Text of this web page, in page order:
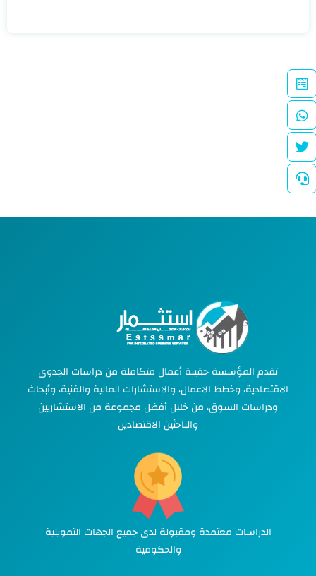
تقدم المؤسسة حقيبة أعمال متكاملة من دراسات الجدوى
الاقتصادية، وخطط الاعمال، والاستشارات المالية والفنية، وأبحاث
ودراسات السوق، من خلال أفضل مجموعة من الاستشاريين
والباحثين الاقتصادين
الدراسات معتمدة ومقبولة لدى جميع الجهات التمويلية
والحكومية